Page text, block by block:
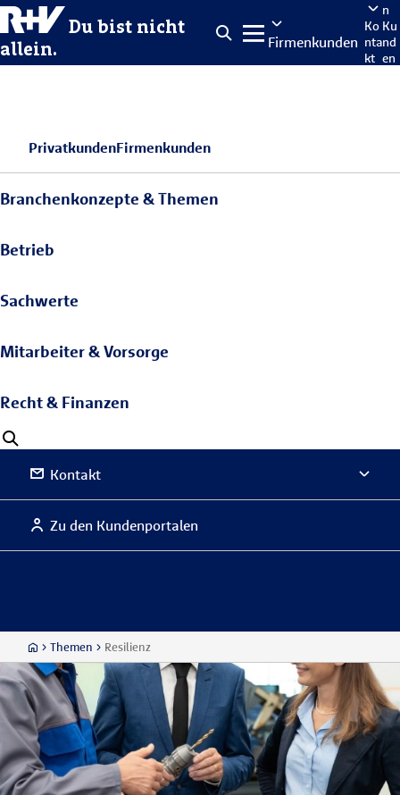
Du bist nicht
allein.
Firmenkunden
Ko
nta
kt
n
Ku
nd
en
PrivatkundenFirmenkunden
Branchenkonzepte & Themen
Betrieb
Sachwerte
Mitarbeiter & Vorsorge
Recht & Finanzen
Kontakt
Zu den Kundenportalen
Themen Resilienz